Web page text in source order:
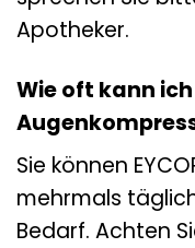
Apotheker.
Wie oft kann ich
Sie können
mehrmals
Bedarf. Achten